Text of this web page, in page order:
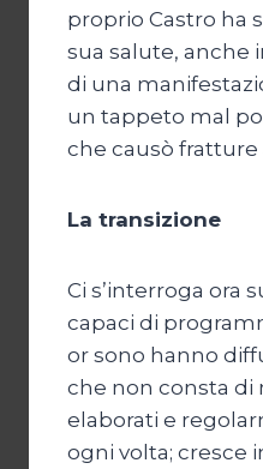
proprio Castro ha
sua salute, anche
di una
un tappeto mal
che causò
La transizione
Ci s’interroga ora
capaci di
or sono hanno
che non consta di
elaborati e
ogni volta; cresce